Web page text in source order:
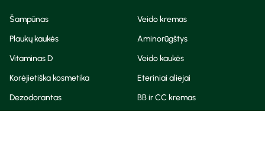
Šampūnas
Veido kremas
Plaukų kaukės
Aminorūgštys
Vitaminas D
Veido kaukės
Korėjietiška kosmetika
Eteriniai aliejai
Dezodorantas
BB ir CC kremas